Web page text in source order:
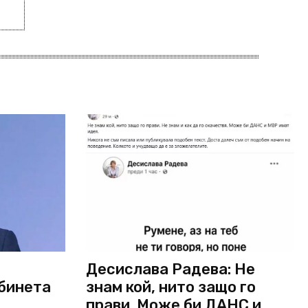
Десислава Радева: Не
знам кой, нито защо го